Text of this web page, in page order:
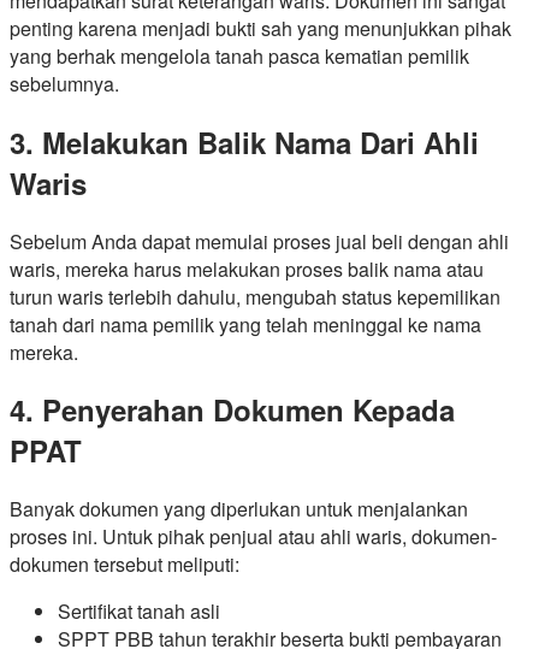
penting karena menjadi bukti sah yang menunjukkan pihak
yang berhak mengelola tanah pasca kematian pemilik
sebelumnya.
3. Melakukan Balik Nama Dari Ahli
Waris
Sebelum Anda dapat memulai proses jual beli dengan ahli
waris, mereka harus melakukan proses balik nama atau
turun waris terlebih dahulu, mengubah status kepemilikan
tanah dari nama pemilik yang telah meninggal ke nama
mereka.
4. Penyerahan Dokumen Kepada
PPAT
Banyak dokumen yang diperlukan untuk menjalankan
proses ini. Untuk pihak penjual atau ahli waris, dokumen-
dokumen tersebut meliputi:
Sertifikat tanah asli
SPPT PBB tahun terakhir beserta bukti pembayaran